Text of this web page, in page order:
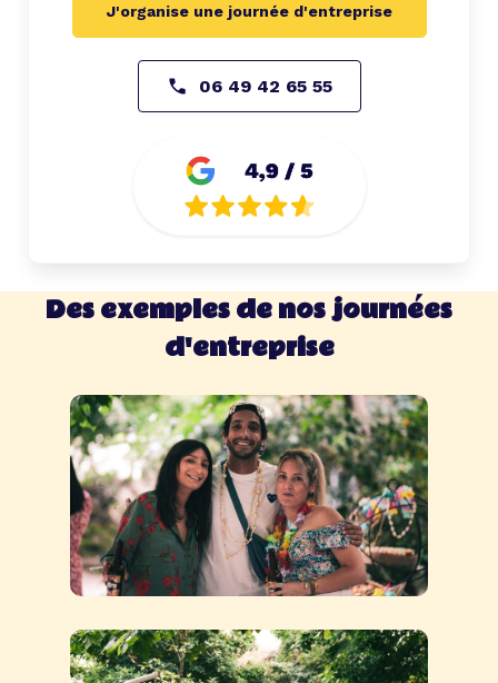
J'organise une journée d'entreprise
06 49 42 65 55
Des exemples de nos journées
d'entreprise